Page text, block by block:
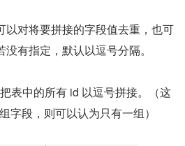
以对将要拼接的字段值去重，也可
有指定，默认以逗号分隔。
表中的所有 id 以逗号拼接。（这
字段，则可以认为只有一组）